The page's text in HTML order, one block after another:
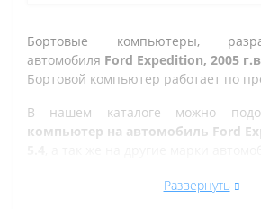
Бортовые компьютеры,
автомобиля Ford Expedition, 2005
Бортовой компьютер работает по
В нашем каталоге можно
компьютер на автомобиль Ford
Все рано или поздно в Казани
Развернуть